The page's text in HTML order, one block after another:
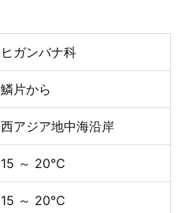
ヒガンバナ科
鱗片から
西アジア地中海沿岸
15 ～ 20℃
15 ～ 20℃